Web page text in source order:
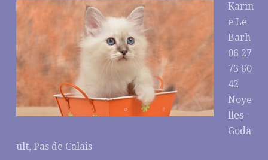
Karin
e Le
Barh
06 27
73 60
42
Noye
lles-
Goda
ult, Pas de Calais